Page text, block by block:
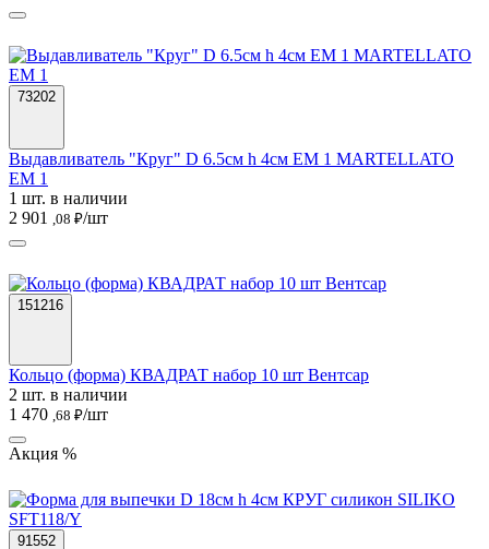
73202
Выдавливатель "Круг" D 6.5см h 4cм EM 1 MARTELLATO
EM 1
1 шт. в наличии
2 901
,08 ₽/шт
151216
Кольцо (форма) КВАДРАТ набор 10 шт Вентсар
2 шт. в наличии
1 470 ,68 ₽/шт
Акция %
91552